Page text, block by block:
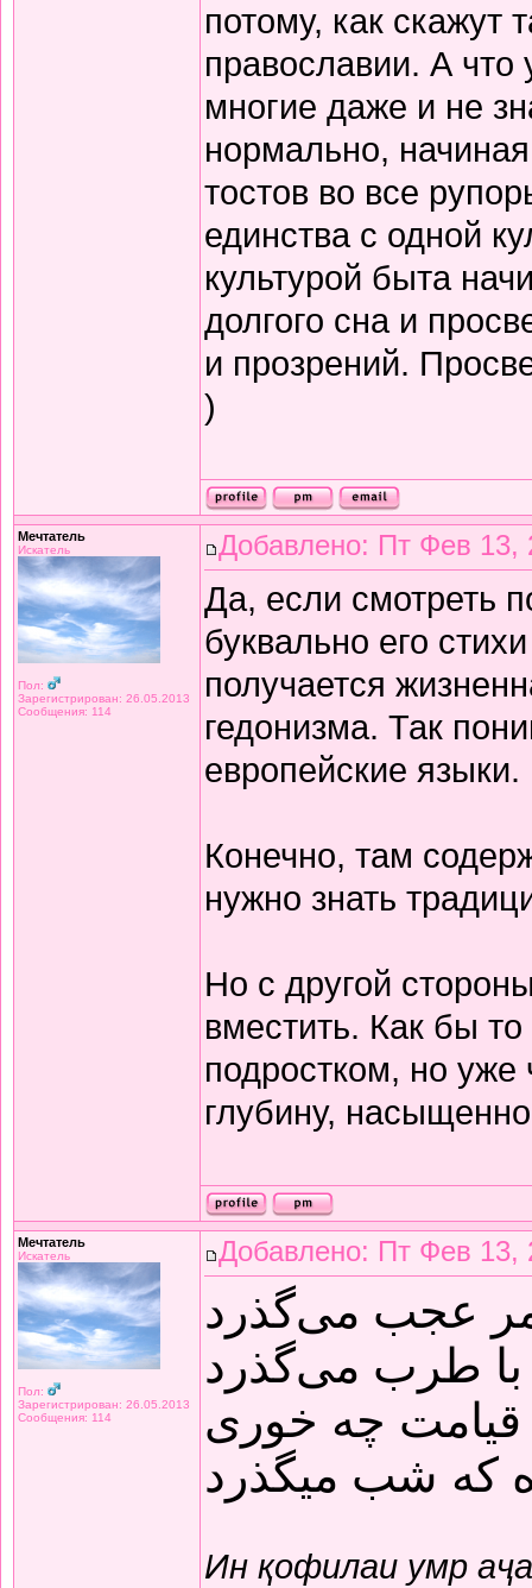
потому, как скажут
православии. А что
многие даже и не
нормально,
тостов во все
единства с одной
культурой быта
долгого сна и
и прозрений.
)
Мечтатель
Искатель
Пол:
Зарегистрирован: 26.05.2013
Сообщения: 114
Добавлено: Пт Фев 13,
Да, если смотреть
буквально его
получается
гедонизма. Так
европейские языки.
Конечно, там
нужно знать
Но с другой
вместить. Как бы
подростком, но уже
глубину,
Мечтатель
Искатель
Пол:
Зарегистрирован: 26.05.2013
Сообщения: 114
Добавлено: Пт Фев 13,
عجب می‌گذرد
طرب می‌گذرد
چه خوری
که شب میگذرد
Ин қофилаи умр